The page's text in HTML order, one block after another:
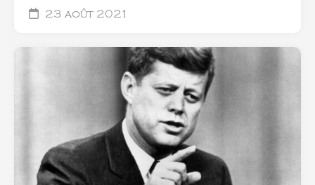
23 août 2021